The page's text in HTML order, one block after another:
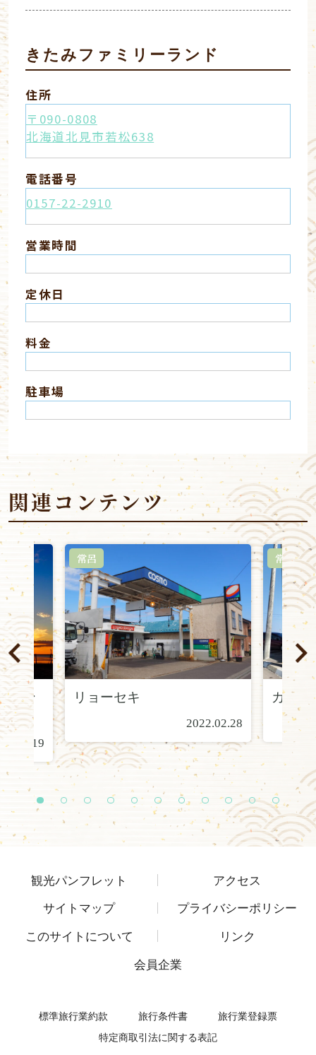
きたみファミリーランド
住所
〒090-0808
北海道北見市若松638
電話番号
0157-22-2910
営業時間
定休日
料金
駐車場
関連コンテンツ
キン
常呂
リョーセキ
2022.02.28
常呂
カメラ
1 2 3 4 5 6 7 8 9
1
0
1
1
観光パンフレット
アクセス
サイトマップ
プライバシーポリシー
このサイトについて
リンク
会員企業
標準旅行業約款 旅行条件書
旅行業登録票
特定商取引法に関する表記